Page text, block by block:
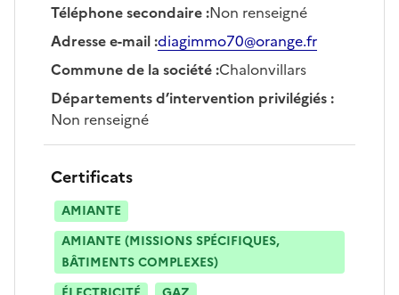
Téléphone secondaire:Non renseigné
Adresse e-mail:diagimmo70@orange.fr
Commune de la société:Chalonvillars
Départements d’intervention privilégiés:
Non renseigné
Certificats
AMIANTE
AMIANTE (MISSIONS SPÉCIFIQUES,
BÂTIMENTS COMPLEXES)